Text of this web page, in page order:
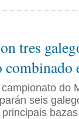
tres
do
seis